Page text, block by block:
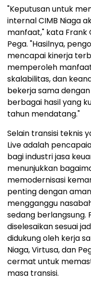
"Keputusan untuk
internal CIMB Niaga
manfaat," kata Frank
Pega. "Hasilnya,
mencapai kinerja
memperoleh
skalabilitas, dan
bekerja sama
berbagai hasil yang
tahun mendatang."
Selain transisi teknis
Live adalah
bagi industri jasa
menunjukkan
memodernisasi
penting dengan
mengganggu
sedang berlangsung.
diselesaikan sesuai
didukung oleh kerja
Niaga, Virtusa, dan
cermat untuk
masa transisi.